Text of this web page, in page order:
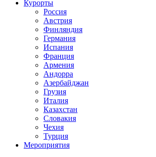
Курорты
Россия
Австрия
Финляндия
Германия
Испания
Франция
Армения
Андорра
Азербайджан
Грузия
Италия
Казахстан
Словакия
Чехия
Турция
Мероприятия